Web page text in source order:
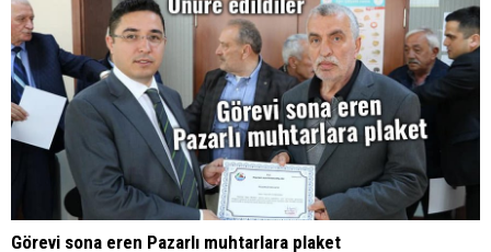
Görevi sona eren Pazarlı muhtarlara plaket